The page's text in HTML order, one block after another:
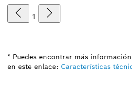
1
* Puedes encontrar más
en este enlace: Características